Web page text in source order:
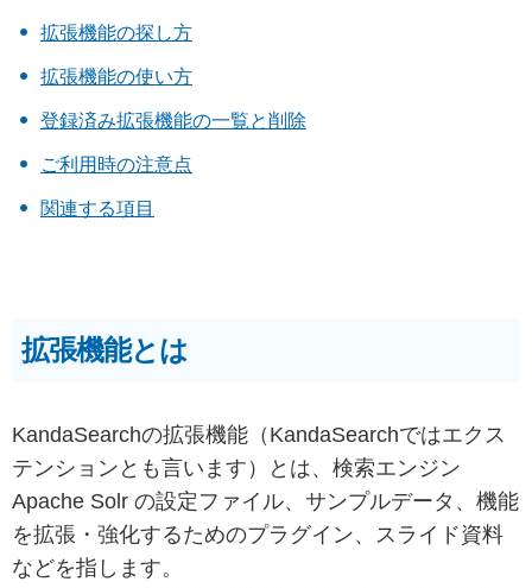
拡張機能の探し方
拡張機能の使い方
登録済み拡張機能の一覧と削除
ご利用時の注意点
関連する項目
拡張機能とは
KandaSearchの拡張機能（KandaSearchではエクス
テンションとも言います）とは、検索エンジン
Apache Solr の設定ファイル、サンプルデータ、機能
を拡張・強化するためのプラグイン、スライド資料
などを指します。